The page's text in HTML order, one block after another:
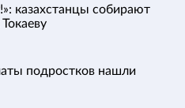
казахстанцы собирают
подростков нашли